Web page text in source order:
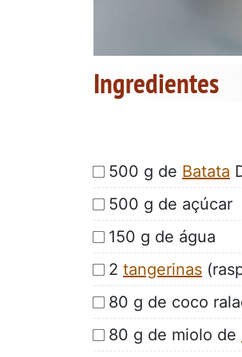
Ingredientes
500 g de Batata
500 g de açúcar
150 g de água
2 tangerinas
80 g de coco
80 g de miolo de